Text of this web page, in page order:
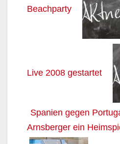
Beachparty
Live 2008 gestartet
Spanien gegen
Arnsberger ein